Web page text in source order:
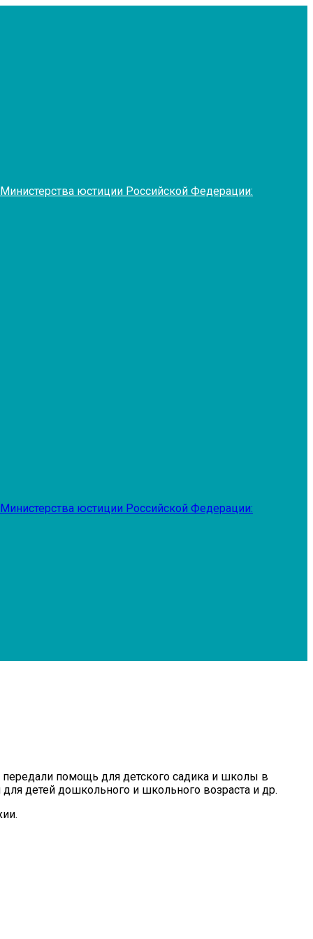
юстиции Российской Федерации:
юстиции Российской Федерации:
помощь для детского садика и школы в
детей дошкольного и школьного возраста и др.